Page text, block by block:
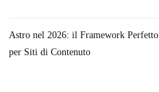
Astro nel 2026: il Framework Perfetto
per Siti di Contenuto